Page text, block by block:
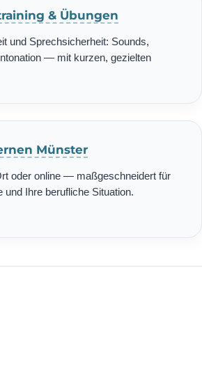
& Übungen
und Sprechsicherheit: Sounds,
— mit kurzen, gezielten
Münster
oder online — maßgeschneidert für
und Ihre berufliche Situation.